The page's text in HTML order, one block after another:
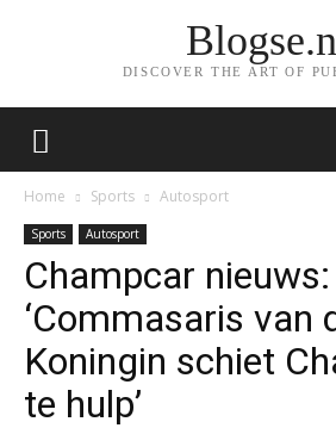
DISCOVER THE ART OF
Home Sports Autosport
Sports Autosport
Champcar nieuws:
‘Commasaris van
Koningin schiet
te hulp’